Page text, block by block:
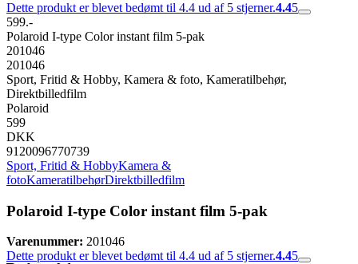
Dette produkt er blevet bedømt til 4.4 ud af 5 stjerner.4.45
599.-
Polaroid I-type Color instant film 5-pak
201046
201046
Sport, Fritid & Hobby, Kamera & foto, Kameratilbehør,
Direktbilledfilm
Polaroid
599
DKK
9120096770739
Sport, Fritid & HobbyKamera &
fotoKameratilbehørDirektbilledfilm
Polaroid I-type Color instant film 5-pak
Varenummer: 201046
Dette produkt er blevet bedømt til 4.4 ud af 5 stjerner.4.45